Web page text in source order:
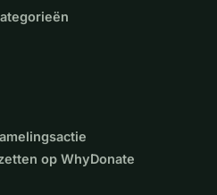
op WhyDonate